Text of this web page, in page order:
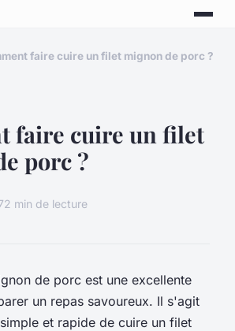
faire cuire un filet mignon de porc ?
faire cuire un filet
porc ?
2 min de lecture
de porc est une excellente
un repas savoureux. Il s'agit
et rapide de cuire un filet